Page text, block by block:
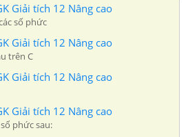
Giải tích 12 Nâng cao
số phức
Giải tích 12 Nâng cao
trên C
Giải tích 12 Nâng cao
Giải tích 12 Nâng cao
phức sau: